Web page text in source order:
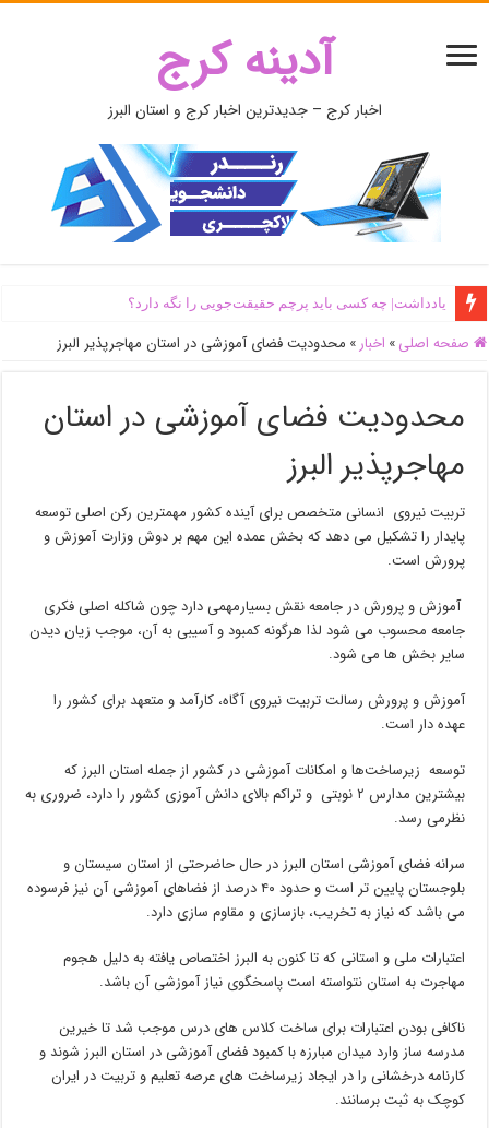
آدینه کرج
اخبار کرج – جدیدترین اخبار کرج و استان البرز
یادداشت| ‌چه کسی باید پرچم حقیقت‌جویی را نگه دارد؟
اَبَر‌ویلای شخص ذی‌نفوذ در حاشیه‌ رود کرج تخریب شد + جزئیات و فیلم
صفحه اصلی » اخبار » محدودیت فضای آموزشی در استان مهاجرپذیر البرز
محدودیت فضای آموزشی در استان
مهاجرپذیر البرز
تربیت نیروی انسانی متخصص برای آینده کشور مهمترین رکن اصلی توسعه
پایدار را تشکیل می دهد که بخش عمده این مهم بر دوش وزارت آموزش و
پرورش است.
آموزش و پرورش در جامعه نقش بسیارمهمی دارد چون شاکله اصلی فکری
جامعه محسوب می شود لذا هرگونه کمبود و آسیبی به آن، موجب زیان دیدن
سایر بخش ها می شود.
آموزش و پرورش رسالت تربیت نیروی آگاه، کارآمد و متعهد برای کشور را
عهده دار است.
توسعه زیرساخت‌ها و امکانات آموزشی در کشور از جمله استان البرز که
بیشترین مدارس ۲ نوبتی و تراکم بالای دانش آموزی کشور را دارد، ضروری به
نظرمی رسد.
سرانه فضای آموزشی استان البرز در حال حاضرحتی از استان سیستان و
بلوجستان پایین تر است و حدود ۴۰ درصد از فضاهای آموزشی آن نیز فرسوده
می باشد که نیاز به تخریب، بازسازی و مقاوم سازی دارد.
اعتبارات ملی و استانی که تا کنون به البرز اختصاص یافته به دلیل هجوم
مهاجرت به استان نتواسته است پاسخگوی نیاز آموزشی آن باشد.
ناکافی بودن اعتبارات برای ساخت کلاس های درس موجب شد تا خیرین
مدرسه ساز وارد میدان مبارزه با کمبود فضای آموزشی در استان البرز شوند و
کارنامه درخشانی را در ایجاد زیرساخت های عرصه تعلیم و تربیت در ایران
کوچک به ثبت برسانند.